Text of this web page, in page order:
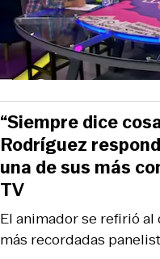
El animador se refirió
más recordadas
“Siempre dice
Rodríguez
una de sus más
TV